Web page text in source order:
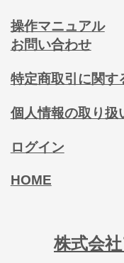
操作マニュアル
お問い合わせ
特定商取引に関す
個人情報の取り扱
ログイン
HOME
株式会